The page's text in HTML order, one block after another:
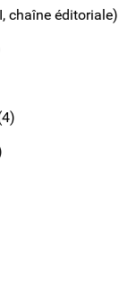
chaîne éditoriale)